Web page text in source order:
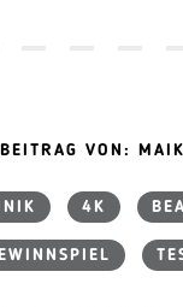
BEITRAG VON: MAIK
4K